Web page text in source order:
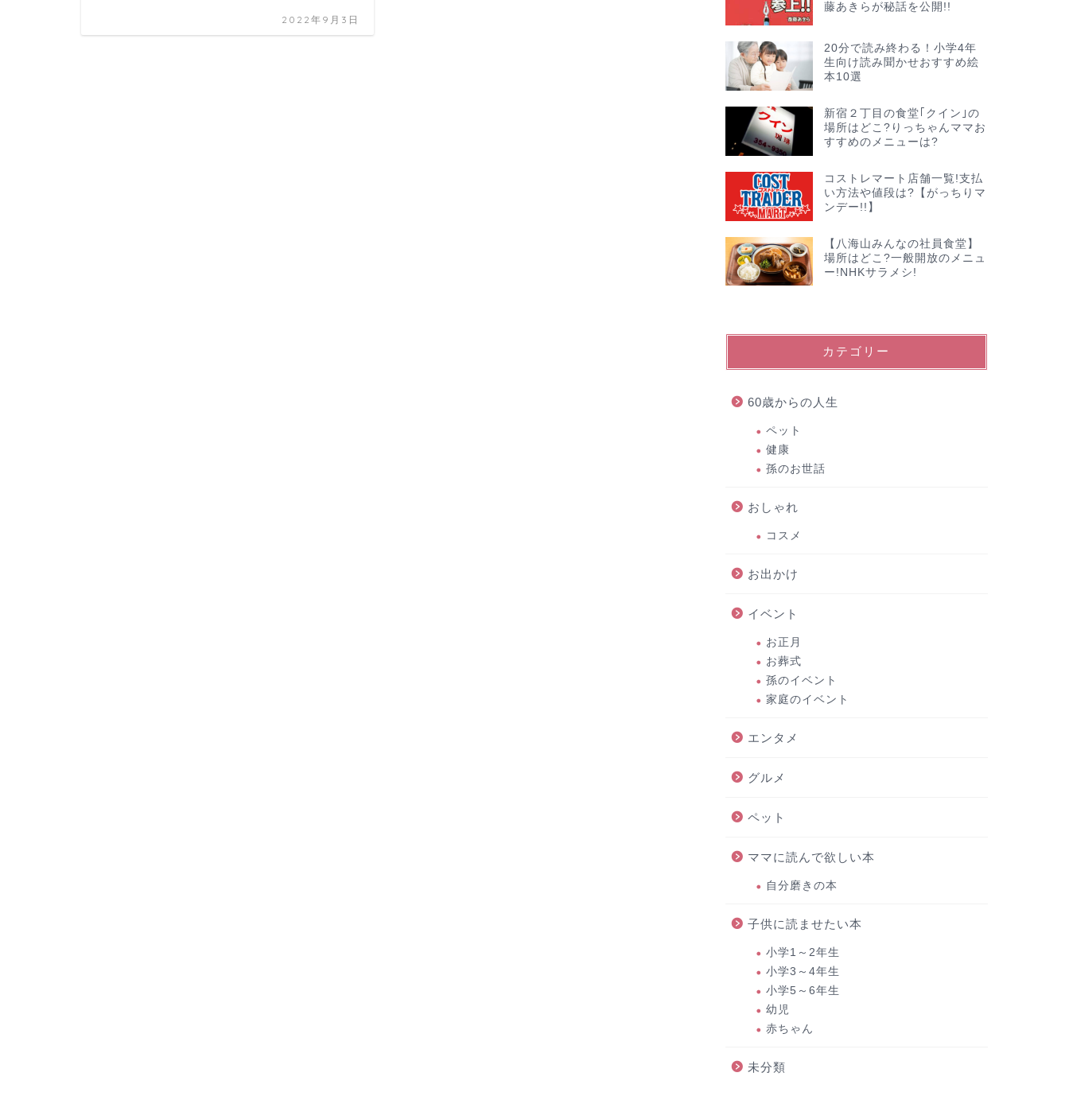
2022年9月3日
藤あきらが秘話を公開!!
20分で読み終わる！小学4年
生向け読み聞かせおすすめ絵
本10選
新宿２丁目の食堂｢クイン｣の
場所はどこ?りっちゃんママお
すすめのメニューは?
コストレマート店舗一覧!支払
い方法や値段は?【がっちりマ
ンデー!!】
【八海山みんなの社員食堂】
場所はどこ?一般開放のメニュ
ー!NHKサラメシ!
カテゴリー
60歳からの人生
ペット
健康
孫のお世話
おしゃれ
コスメ
お出かけ
イベント
お正月
お葬式
孫のイベント
家庭のイベント
エンタメ
グルメ
ペット
ママに読んで欲しい本
自分磨きの本
子供に読ませたい本
小学1～2年生
小学3～4年生
小学5～6年生
幼児
赤ちゃん
未分類